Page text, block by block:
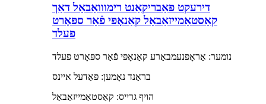
דירעקט פאַבריקאַנט רימווואַבאַל דאַך
קאַסטאַמייזאַבאַל קאַנאָפּי פֿאַר ספּאָרט
פעלד
נומער: אַראָפּנעמבאַרע קאַנאָפּי פֿאַר ספּאָרט פעלד
בראַנד נאָמען: פּאַדעל איינס
הויף גרייס: קאַסטאַמייזאַבאַל